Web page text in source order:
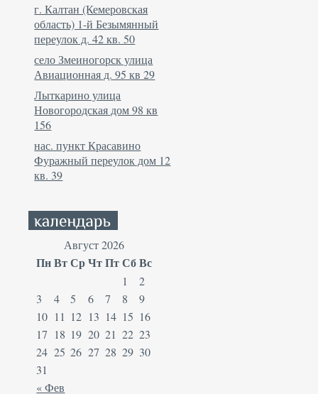
г. Калтан (Кемеровская
область) 1-й Безымянный
переулок д. 42 кв. 50
село Змеиногорск улица
Авиационная д. 95 кв 29
Лыткарино улица
Новогородская дом 98 кв
156
нас. пункт Красавино
Фуражный переулок дом 12
кв. 39
Август 2026
ПнВтСрЧтПтСбВс
« Фев
1
2
3
4 5 6 7 8
9
10 11 12 13 14 15 16
17 18 19 20 21 22 23
24 25 26 27 28 29 30
31